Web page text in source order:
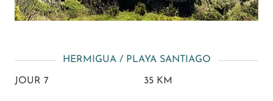
HERMIGUA / PLAYA SANTIAGO
JOUR 7 35 KM